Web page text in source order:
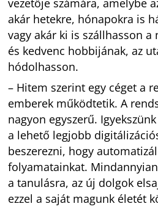
akár hetekre, hónapokra is
vagy akár ki is szállhasson
és kedvenc hobbijának, az
hódolhasson.
– Hitem szerint egy céget a
emberek működtetik. A
nagyon egyszerű.
a lehető legjobb
beszerezni, hogy
folyamatainkat.
a tanulásra, az új dolgok
ezzel a saját magunk életét